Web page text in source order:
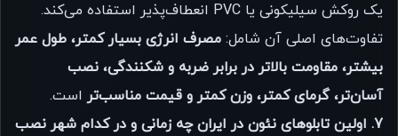
یک روکش سیلیکونی یا PVC انعطاف‌پذیر استفاده می‌کند.
تفاوت‌های اصلی آن شامل: مصرف انرژی بسیار کمتر، طول عمر
بیشتر، مقاومت بالاتر در برابر ضربه و شکنندگی، نصب
آسان‌تر، گرمای کمتر، وزن کمتر و قیمت مناسب‌تراست.
7. اولین تابلوهای نئون در ایران چه زمانی و در کدام شهر نصب